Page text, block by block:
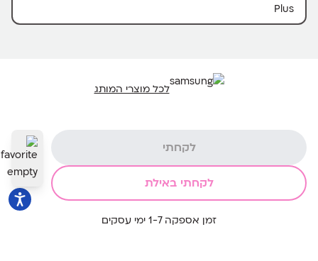
Plus
לכל מוצרי המותג
לקחתי
לקחתי באילת
זמן אספקה 1-7 ימי עסקים